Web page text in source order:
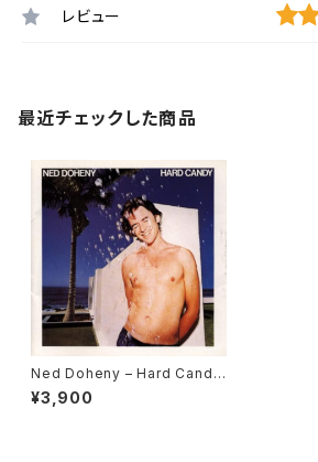
レビュー
最近チェックした商品
Ned Doheny – Hard Candy
"LP"
¥3,900